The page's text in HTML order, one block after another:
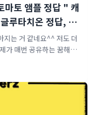
마토 앰플 정답 " 캐
루타치온 정답, 아
에디터, 키토선생
입술 꿈 ..
지는 거 같네요^^ 저도 더
가 매번 공유하는 꿈해몽
고 생활이 부유해질 길조
허약해져 병이 많이 생길
속임수에 속을 꿈입니다.